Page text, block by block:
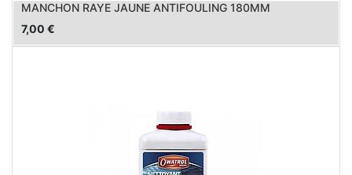
MANCHON RAYE JAUNE ANTIFOULING 180MM
7,00 €